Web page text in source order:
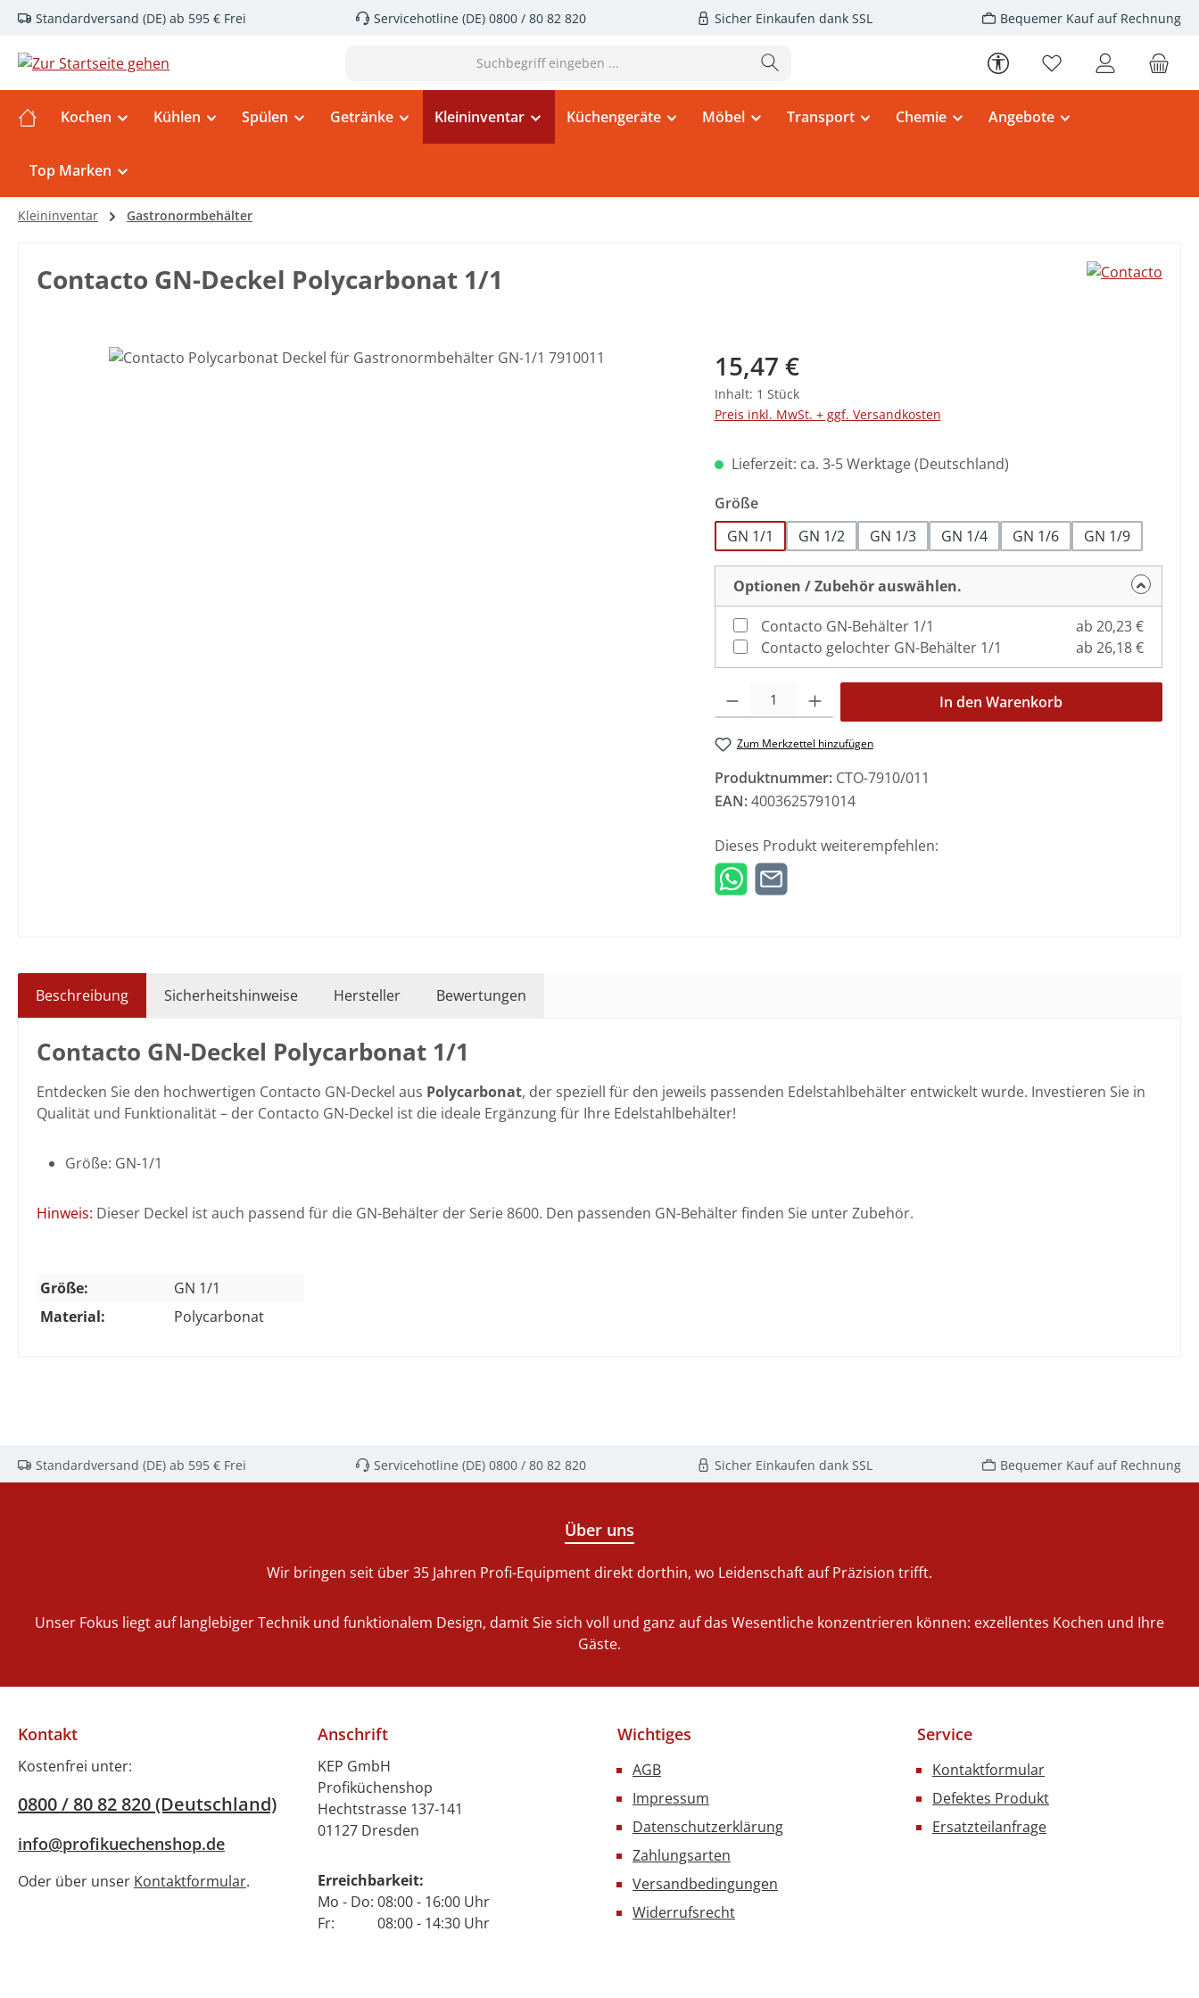
Hauptinhalt springen
Zur Suche springen
Zur Hauptnavigation springen
Standardversand (DE) ab 595 € Frei Servicehotline (DE) 0800 / 80 82 820 Sicher Einkaufen dank SSL Bequemer Kauf auf Rechnung
Werkzeugleiste anzeigen
Du hast 0 Produkte
Kochen Kühlen Spülen Getränke Kleininventar Küchengeräte Möbel Transport Chemie Angebote
Top Marken
Kleininventar Gastronormbehälter
Contacto GN-Deckel Polycarbonat 1/1
Bildergalerie überspringen Regulärer Preis:
15,47 €
Inhalt: 1 Stück
Preis inkl. MwSt. + ggf. Versandkosten
Lieferzeit: ca. 3-5 Werktage (Deutschland)
Größeauswählen
GN 1/1
GN 1/2 GN 1/3 GN 1/4 GN 1/6 GN 1/9
Optionen / Zubehör auswählen.
Contacto GN-Behälter 1/1
ab 20,23 €
Contacto gelochter GN-Behälter 1/1
ab 26,18 €
Produkt Anzahl: Gib den gewünschten Wert ein oder benutze die
In den Warenkorb
Zum Merkzettel hinzufügen
Produktnummer: CTO-7910/011
EAN:4003625791014
Dieses Produkt weiterempfehlen:
Beschreibung Sicherheitshinweise Hersteller Bewertungen
Contacto GN-Deckel Polycarbonat 1/1
Entdecken Sie den hochwertigen Contacto GN-Deckel aus Polycarbonat, der speziell für den jeweils passenden Edelstahlbehälter entwickelt wurde. Investieren Sie in
Qualität und Funktionalität – der Contacto GN-Deckel ist die ideale Ergänzung für Ihre Edelstahlbehälter!
Größe: GN-1/1
Hinweis: Dieser Deckel ist auch passend für die GN-Behälter der Serie 8600. Den passenden GN-Behälter finden Sie unter Zubehör.
Größe:
GN 1/1
Material:
Polycarbonat
Standardversand (DE) ab 595 € Frei Servicehotline (DE) 0800 / 80 82 820 Sicher Einkaufen dank SSL Bequemer Kauf auf Rechnung
Über uns
Wir bringen seit über 35 Jahren Profi-Equipment direkt dorthin, wo Leidenschaft auf Präzision trifft.
Unser Fokus liegt auf langlebiger Technik und funktionalem Design, damit Sie sich voll und ganz auf das Wesentliche konzentrieren können: exzellentes Kochen und Ihre
Gäste.
Kontakt
Kostenfrei unter:
0800 / 80 82 820 (Deutschland)
info@profikuechenshop.de
Oder über unser Kontaktformular.
Anschrift
KEP GmbH
Profiküchenshop
Hechtstrasse 137-141
01127 Dresden
Erreichbarkeit:
Mo - Do: 08:00 - 16:00 Uhr
Fr: 08:00 - 14:30 Uhr
Wichtiges
AGB
Impressum
Datenschutzerklärung
Zahlungsarten
Versandbedingungen
Widerrufsrecht
Service
Kontaktformular
Defektes Produkt
Ersatzteilanfrage